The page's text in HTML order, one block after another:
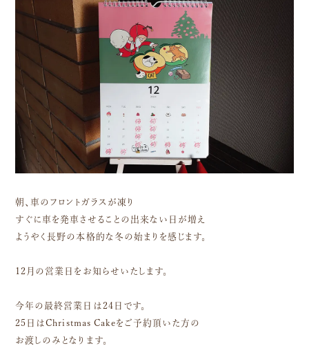
朝、車のフロントガラスが凍り
すぐに車を発車させることの出来ない日が増え
ようやく長野の本格的な冬の始まりを感じます。
12月の営業日をお知らせいたします。
今年の最終営業日は24日です。
25日はChristmas Cakeをご予約頂いた方の
お渡しのみとなります。